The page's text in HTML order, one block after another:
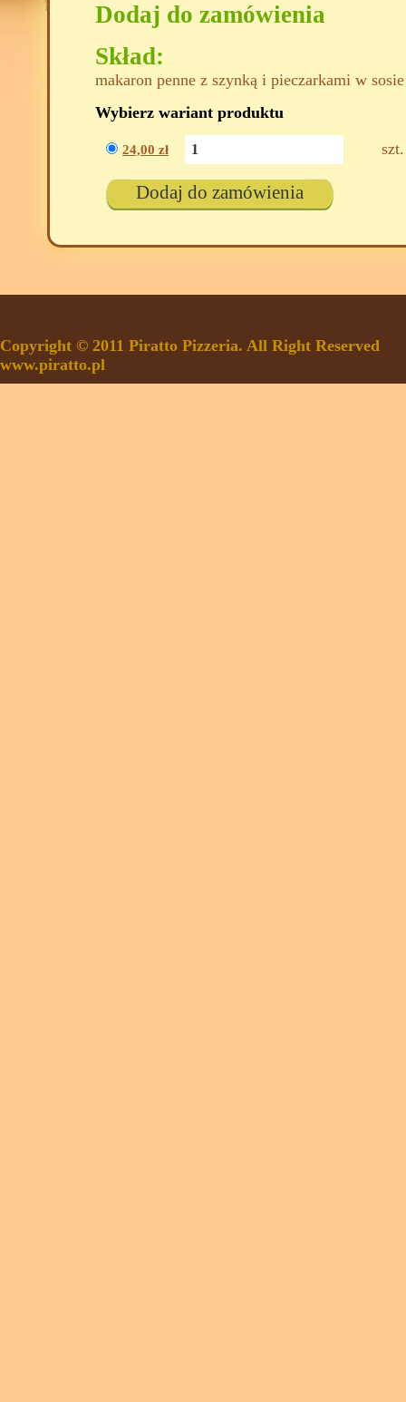
Dodaj do zamówienia
Skład:
makaron penne z szynką i pieczarkami w
Wybierz wariant produktu
24,00 zł szt.
Dodaj do zamówienia
Copyright © 2011 Piratto Pizzeria. All Right Reserved
www.piratto.pl